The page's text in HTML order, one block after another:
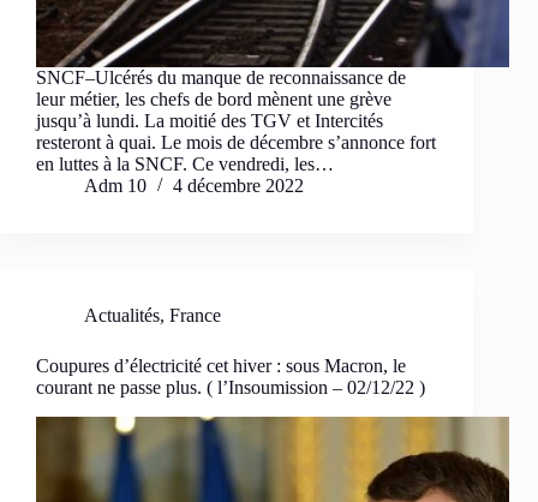
SNCF–Ulcérés du manque de reconnaissance de
leur métier, les chefs de bord mènent une grève
jusqu’à lundi. La moitié des TGV et Intercités
resteront à quai. Le mois de décembre s’annonce fort
en luttes à la SNCF. Ce vendredi,­ les…
Adm 10
4 décembre 2022
Actualités, France
Coupures d’électricité cet hiver : sous Macron, le
courant ne passe plus. ( l’Insoumission – 02/12/22 )